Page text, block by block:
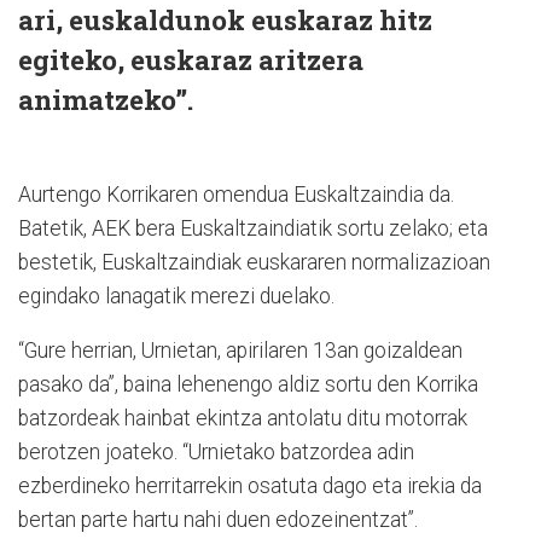
ari, euskaldunok euskaraz hitz
egiteko, euskaraz aritzera
animatzeko”.
Aurtengo Korrikaren omendua Euskaltzaindia da.
Batetik, AEK bera Euskaltzaindiatik sortu zelako; eta
bestetik, Euskaltzaindiak euskararen normalizazioan
egindako lanagatik merezi duelako.
“Gure herrian, Urnietan, apirilaren 13an goizaldean
pasako da”, baina lehenengo aldiz sortu den Korrika
batzordeak hainbat ekintza antolatu ditu motorrak
berotzen joateko. “Urnietako batzordea adin
ezberdineko herritarrekin osatuta dago eta irekia da
bertan parte hartu nahi duen edozeinentzat”.